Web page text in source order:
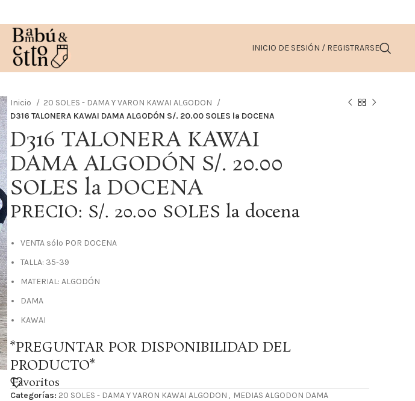
INICIO DE SESIÓN / REGISTRARSE
Inicio
20 SOLES - DAMA Y VARON KAWAI ALGODON
D316 TALONERA KAWAI DAMA ALGODÓN S/. 20.00 SOLES la DOCENA
D316 TALONERA KAWAI
DAMA ALGODÓN S/. 20.00
SOLES la DOCENA
PRECIO: S/. 20.00 SOLES la docena
VENTA sólo POR DOCENA
TALLA: 35-39
MATERIAL: ALGODÓN
DAMA
KAWAI
*PREGUNTAR POR DISPONIBILIDAD DEL
PRODUCTO*
Favoritos
Categorías: 20 SOLES - DAMA Y VARON KAWAI ALGODON , MEDIAS ALGODON DAMA